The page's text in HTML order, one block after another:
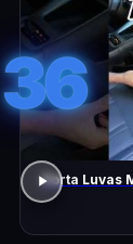
36
Porta Luvas